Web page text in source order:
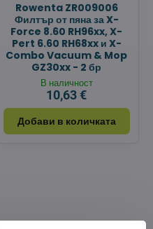
Rowenta ZR009006
Филтър от пяна за X-
Force 8.60 RH96xx, X-
Pert 6.60 RH68xx и X-
Combo Vacuum & Mop
GZ30xx - 2 бр
В наличност
10,63 €
Добави в количката